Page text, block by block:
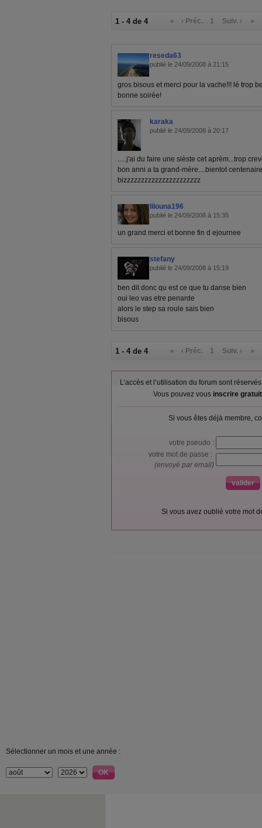
1 - 4 de 4 « ‹ Préc. 1 Suiv. › »
reseda63
publié le 24/09/2008 à 21:15
gros bisous et merci pour la vache!!! lé trop
bonne soirée!
karaka
publié le 24/09/2008 à 20:17
.....j'ai du faire une sièste cet aprèm...trop
bon anni a ta grand-mère....bientot
bizzzzzzzzzzzzzzzzzzzzzz
lilouna196
publié le 24/09/2008 à 15:35
un grand merci et bonne fin d ejournee
stefany
publié le 24/09/2008 à 15:19
ben dit donc qu est ce que tu danse bien
oui leo vas etre penarde
alors le step sa roule sais bien
bisous
1 - 4 de 4 « ‹ Préc. 1 Suiv. › »
L’accès et l’utilisation du forum sont
Vous pouvez vous inscrire
Si vous êtes déjà membre,
votre pseudo :
votre mot de passe :
(envoyé par email)
Si vous avez oublié votre mot
Sélectionner un mois et une année :